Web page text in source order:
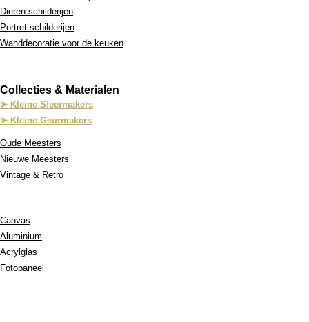
Dieren schilderijen
Portret schilderijen
Wanddecoratie voor de keuken
Collecties & Materialen
➤ Kleine Sfeermakers
➤ Kleine Geurmakers
Oude Meesters
Nieuwe Meesters
Vintage & Retro
Canvas
Aluminium
Acrylglas
Fotopaneel